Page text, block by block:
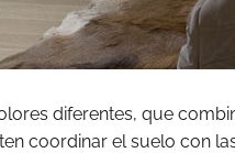
diferentes, que
coordinar el suelo con